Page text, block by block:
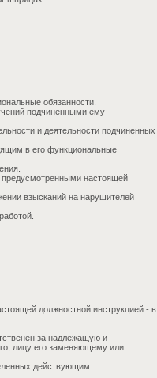
обязанности.
подчиненными ему
и деятельности подчиненных
в его функциональные
предусмотренными настоящей
взысканий на нарушителей
должностной инструкцией - в
за надлежащую и
лицу его заменяющему или
действующим